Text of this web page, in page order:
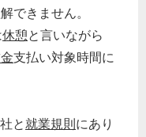
できません。
休憩と言いながら
支払い対象時間に
と就業規則にあり